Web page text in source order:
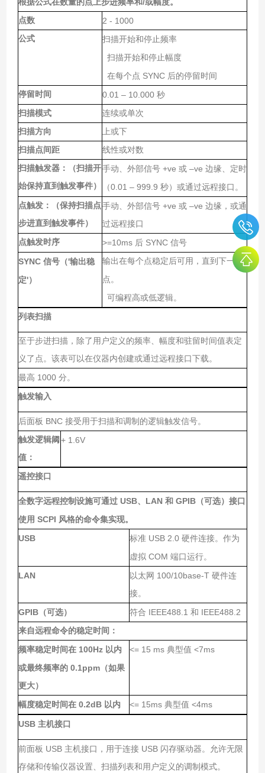
根据公式在 或幅度。
点数 2 - 1000
公式 扫描开始和停止频率
扫描开始和停止幅度
在每个点 SYNC 后的停留时间
停留时间 0.01 – 10.000 秒
扫描模式 连续或单次
扫描方向 上或下
扫描点间距 线性或对数
扫描触发器：（扫描开
始保持直到触发事件）
手动、外部信号+ve 或–ve 边缘、定时
（0.01 – 999.9 秒）或通过远程接口。
点触发：（保持扫描点
步进直到触发事件）
手动、外部信号+ve 或–ve 边缘，或通
过远程接口
点触发时序 >=10ms 后SYNC 信号
SYNC 信号（'输出稳
定'）
输出在每个点稳定后可用，直到下一个
点。
可编程高或低逻辑。
列表扫描
至于步进扫描，除了用户定义的频率、幅度和驻留时间值表定
义了点。该表可以在仪器内创建或通过远程接口下载。
最高 1000 分。
触发输入
后面板 BNC 接受用于扫描和调制的逻辑触发信号。
触发逻辑阈
值：
+ 1.6V
遥控接口
全数字远程控制设施可通过USB、 LAN 和 GPIB（可选）接口
使用 SCPI 风格的命令集实现。
USB 标准USB 2.0 硬件连接。作为
虚拟 COM 端口运行。
LAN 以太网 100/10base-T 硬件连
接。
GPIB（可选） 符合 IEEE488.1 和 IEEE488.2
来自远程命令的稳定时间：
频率稳定时间在100Hz 以内
或最终频率的0.1ppm（如果
更大）
<= 15 ms 典型值 <7ms
幅度稳定时间在0.2dB 以内 <= 15ms 典型值 <4ms
USB 主机接口
前面板 USB 主机接口，用于连接USB 闪存驱动器。允许无限
存储和传输仪器设置、扫描列表和用户定义的调制模式。